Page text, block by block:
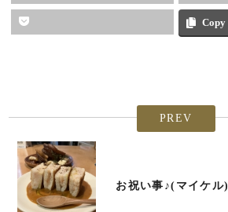
Copy
PREV
お祝い事♪(マイケル)